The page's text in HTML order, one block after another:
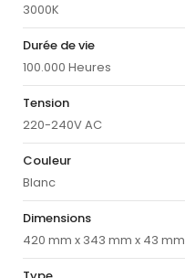
3000K
Durée de vie
100.000 Heures
Tension
220-240V AC
Couleur
Blanc
Dimensions
420 mm x 343 mm x 43 mm